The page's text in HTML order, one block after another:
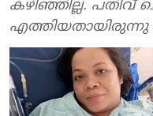
കഴിഞ്ഞില്ല. പതിവ്